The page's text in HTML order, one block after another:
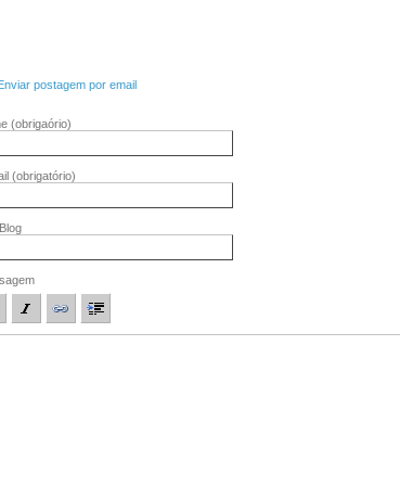
Enviar postagem por email
(obrigaório)
(obrigatório)